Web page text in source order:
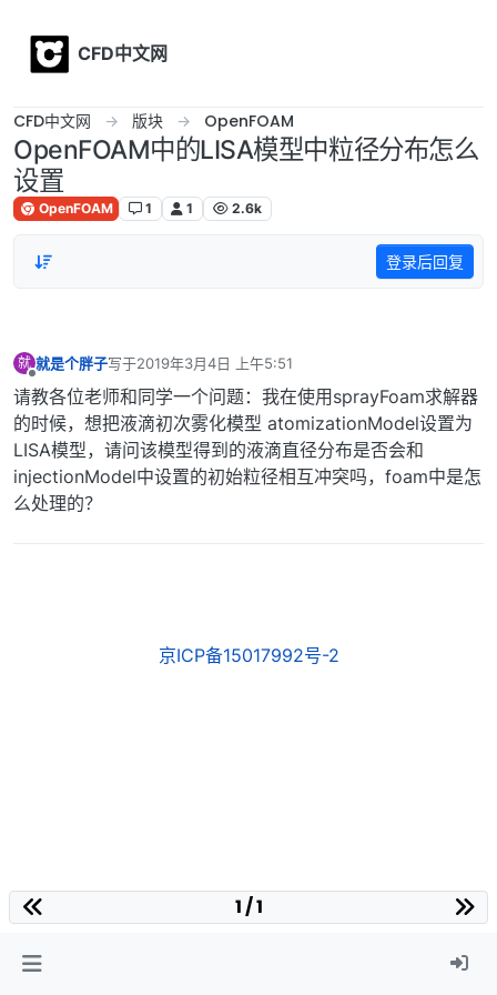
CFD中文网
CFD中文网 版块 OpenFOAM
OpenFOAM中的LISA模型中粒径分布怎么
设置
OpenFOAM 1 1 2.6k
登录后回复
就
离线
就是个胖子写于2019年3月4日 上午5:51
最后由 编辑
请教各位老师和同学一个问题：我在使用sprayFoam求解器
的时候，想把液滴初次雾化模型 atomizationModel设置为
LISA模型，请问该模型得到的液滴直径分布是否会和
injectionModel中设置的初始粒径相互冲突吗，foam中是怎
么处理的？
京ICP备15017992号-2
1 / 1